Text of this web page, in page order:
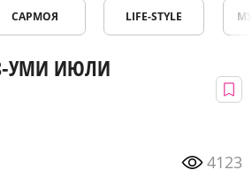
САРМОЯ LIFE-STYLE
УМИ ИЮЛИ
4123